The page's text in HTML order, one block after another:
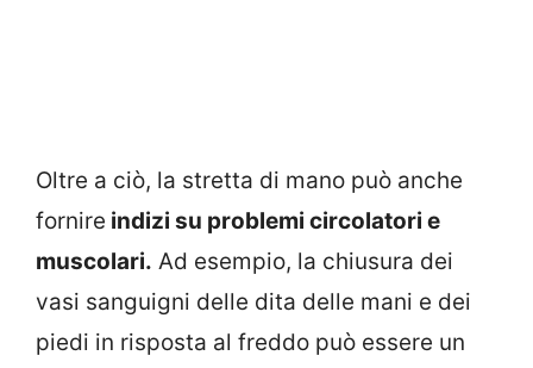
Oltre a ciò, la stretta di mano può anche
fornire indizi su problemi circolatori e
muscolari. Ad esempio, la chiusura dei
vasi sanguigni delle dita delle mani e dei
piedi in risposta al freddo può essere un